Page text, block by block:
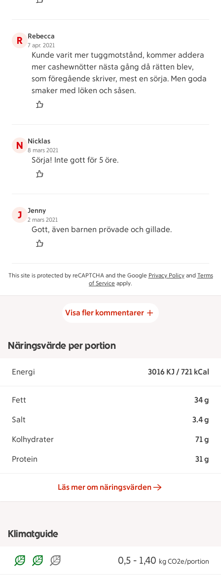
R Rebecca
7 apr. 2021
Kunde varit mer tuggmotstånd, kommer addera
mer cashewnötter nästa gång då rätten blev,
som föregående skriver, mest en sörja. Men goda
smaker med löken och såsen.
N Nicklas
8 mars 2021
Sörja! Inte gott för 5 öre.
J Jenny
2 mars 2021
Gott, även barnen prövade och gillade.
This site is protected by reCAPTCHA and the Google Privacy Policyand Terms
of Service apply.
Visa fler kommentarer
Näringsvärde per portion
Energi 3016 KJ / 721 kCal
Fett 34 g
Salt 3.4 g
Kolhydrater 71 g
Protein 31 g
Läs mer om näringsvärden
Klimatguide
0,5 - 1,40 kg CO2e/portion